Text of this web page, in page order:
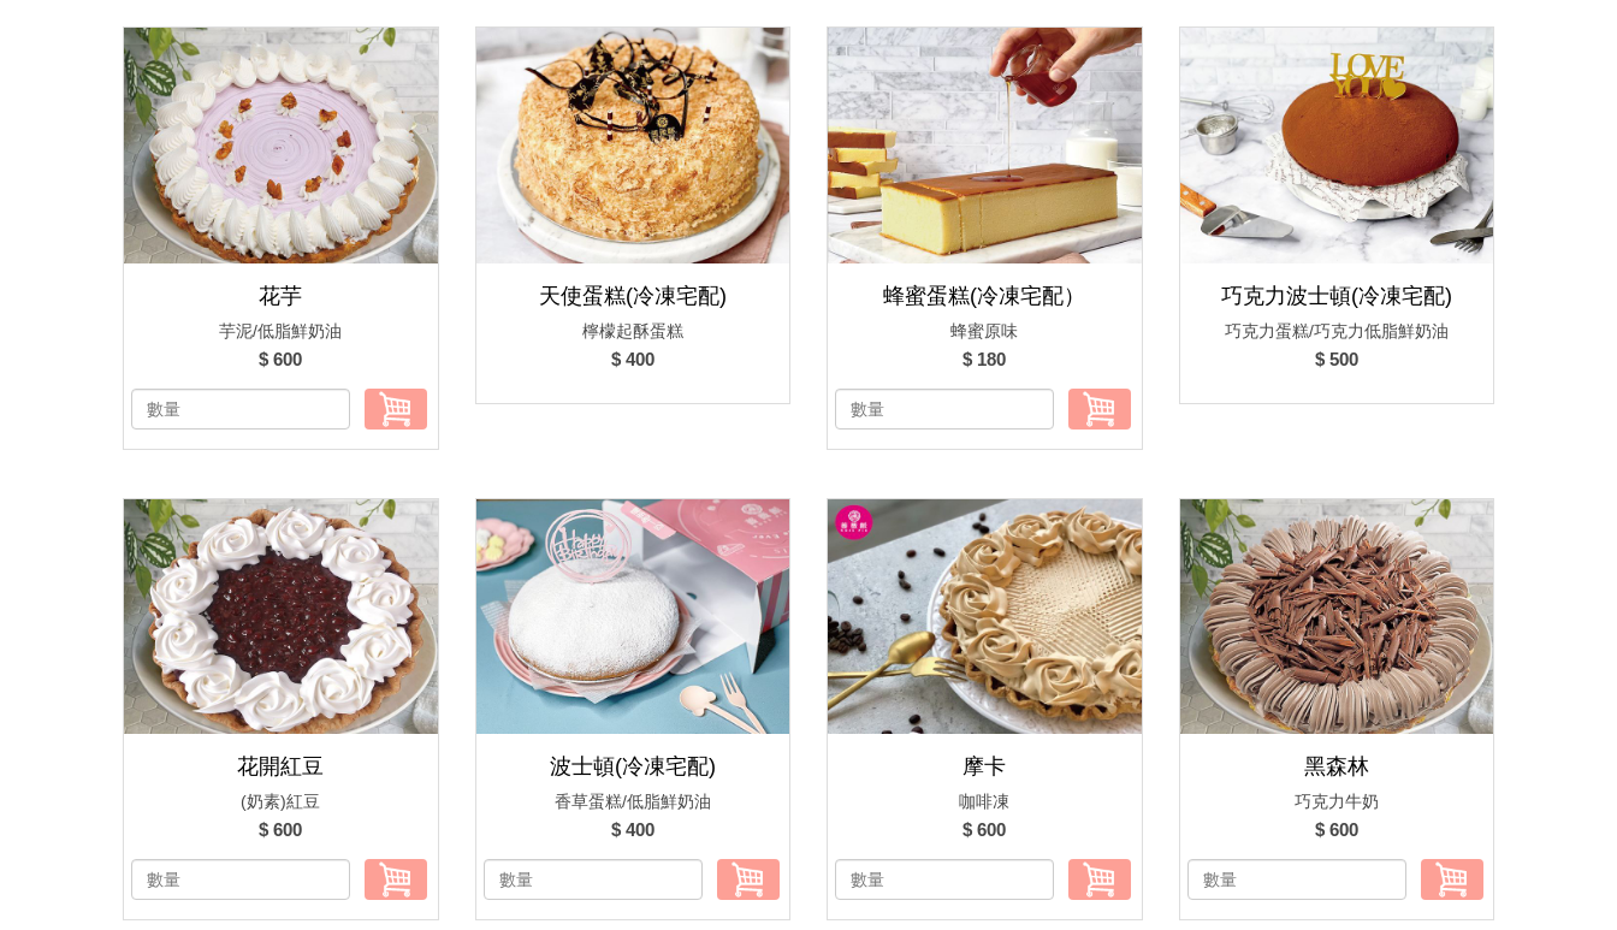
花芋
芋泥/低脂鮮奶油
$ 600
天使蛋糕(冷凍宅配)
檸檬起酥蛋糕
$ 400
蜂蜜蛋糕(冷凍宅配）
蜂蜜原味
$ 180
巧克力波士頓(冷凍宅配)
巧克力蛋糕/巧克力低脂鮮奶油
$ 500
花開紅豆
(奶素)紅豆
$ 600
波士頓(冷凍宅配)
香草蛋糕/低脂鮮奶油
$ 400
摩卡
咖啡凍
$ 600
黑森林
巧克力牛奶
$ 600